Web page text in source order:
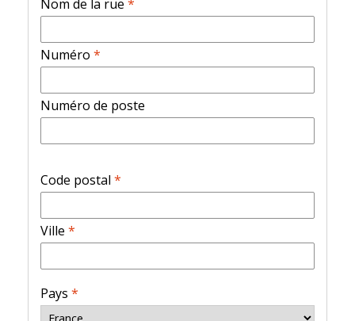
Nom de la rue *
Numéro *
Numéro de poste
Code postal *
Ville *
Pays *